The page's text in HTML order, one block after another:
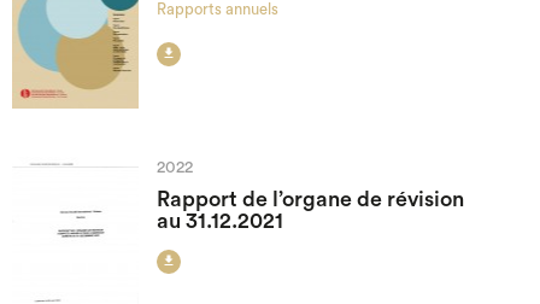
Rapports annuels

2022
Rapport de l’organe de révision
au 31.12.2021
